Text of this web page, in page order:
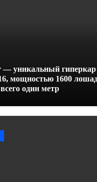
— уникальный гиперкар
мощностью 1600
один метр